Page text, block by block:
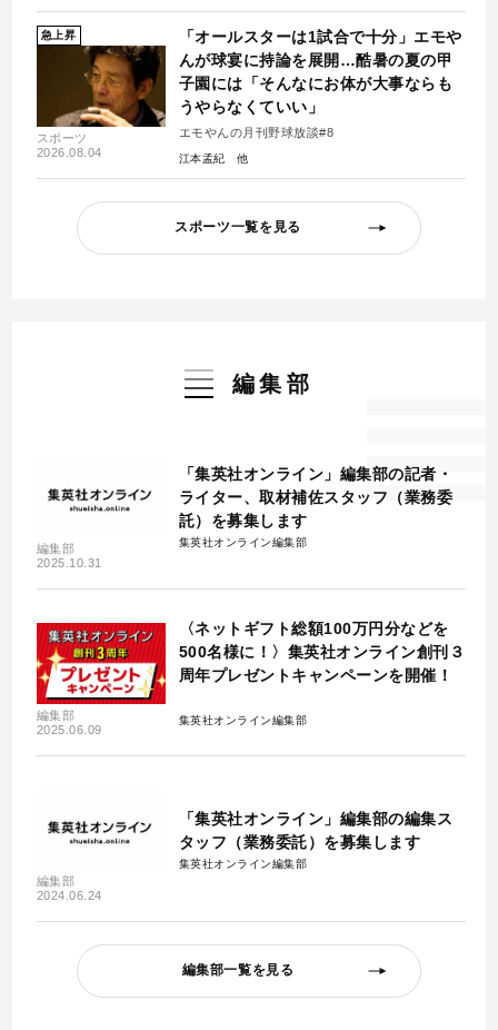
急上昇
スポーツ
2026.08.04
「オールスターは1試合で十分」エモや
んが球宴に持論を展開…酷暑の夏の甲
子園には「そんなにお体が大事ならも
うやらなくていい」
エモやんの月刊野球放談#8
江本孟紀
スポーツ一覧を見る
編集部
編集部
2025.10.31
「集英社オンライン」編集部の記者・
ライター、取材補佐スタッフ（業務委
託）を募集します
集英社オンライン編集部
編集部
2025.06.09
〈ネットギフト総額100万円分などを
500名様に！〉集英社オンライン創刊３
周年プレゼントキャンペーンを開催！
集英社オンライン編集部
編集部
2024.06.24
「集英社オンライン」編集部の編集ス
タッフ（業務委託）を募集します
集英社オンライン編集部
編集部一覧を見る